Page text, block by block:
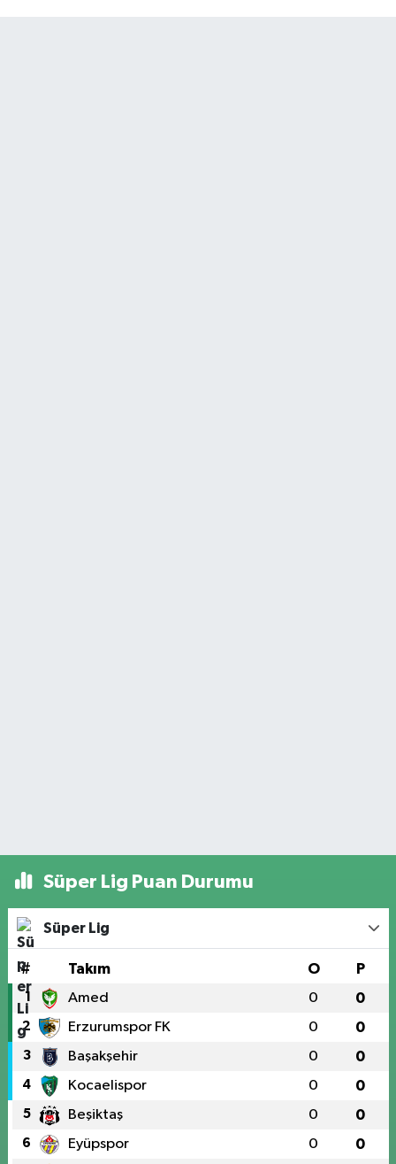
Süper Lig Puan Durumu
Süper Lig
# Takım O P
1 Amed 0 0
2 Erzurumspor FK 0 0
3 Başakşehir 0 0
4 Kocaelispor 0 0
5 Beşiktaş 0 0
6 Eyüpspor 0 0